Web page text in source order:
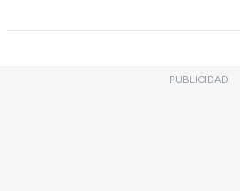
PUBLICIDAD